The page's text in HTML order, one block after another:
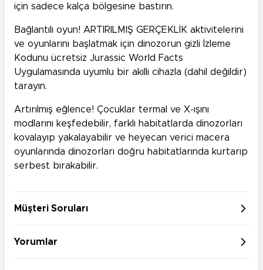
için sadece kalça bölgesine bastırın.
Bağlantılı oyun! ARTIRILMIŞ GERÇEKLİK aktivitelerini
ve oyunlarını başlatmak için dinozorun gizli İzleme
Kodunu ücretsiz Jurassic World Facts
Uygulamasında uyumlu bir akıllı cihazla (dahil değildir)
tarayın.
Artırılmış eğlence! Çocuklar termal ve X-ışını
modlarını keşfedebilir, farklı habitatlarda dinozorları
kovalayıp yakalayabilir ve heyecan verici macera
oyunlarında dinozorları doğru habitatlarında kurtarıp
serbest bırakabilir.
Müşteri Soruları
Yorumlar